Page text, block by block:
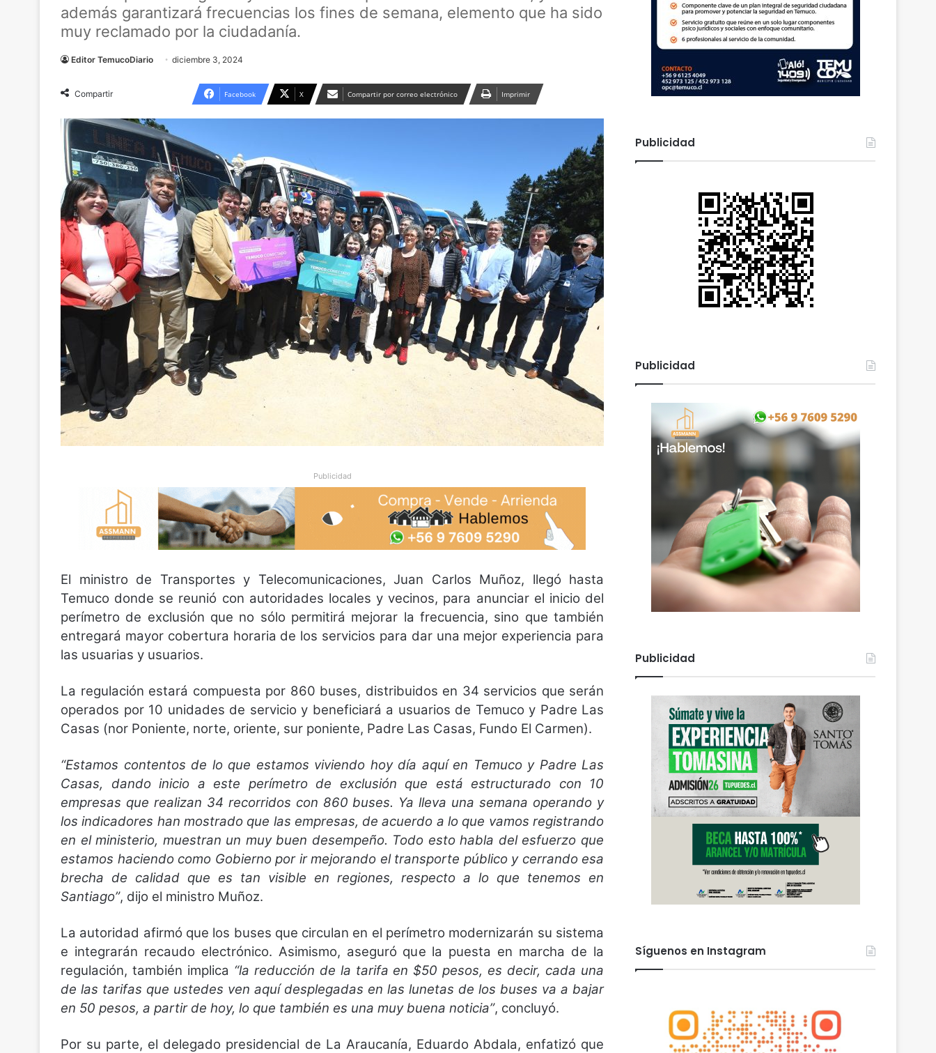
además garantizará frecuencias los fines de semana, elemento que ha sido
muy reclamado por la ciudadanía.
Editor TemucoDiario diciembre 3, 2024
Compartir Facebook X Compartir por correo electrónico Imprimir
Publicidad
El ministro de Transportes y Telecomunicaciones, Juan Carlos Muñoz, llegó hasta
Temuco donde se reunió con autoridades locales y vecinos, para anunciar el inicio del
perímetro de exclusión que no sólo permitirá mejorar la frecuencia, sino que también
entregará mayor cobertura horaria de los servicios para dar una mejor experiencia para
las usuarias y usuarios.
La regulación estará compuesta por 860 buses, distribuidos en 34 servicios que serán
operados por 10 unidades de servicio y beneficiará a usuarios de Temuco y Padre Las
Casas (nor Poniente, norte, oriente, sur poniente, Padre Las Casas, Fundo El Carmen).
“Estamos contentos de lo que estamos viviendo hoy día aquí en Temuco y Padre Las
Casas, dando inicio a este perímetro de exclusión que está estructurado con 10
empresas que realizan 34 recorridos con 860 buses. Ya lleva una semana operando y
los indicadores han mostrado que las empresas, de acuerdo a lo que vamos registrando
en el ministerio, muestran un muy buen desempeño. Todo esto habla del esfuerzo que
estamos haciendo como Gobierno por ir mejorando el transporte público y cerrando esa
brecha de calidad que es tan visible en regiones, respecto a lo que tenemos en
Santiago”, dijo el ministro Muñoz.
La autoridad afirmó que los buses que circulan en el perímetro modernizarán su sistema
e integrarán recaudo electrónico. Asimismo, aseguró que la puesta en marcha de la
regulación, también implica “la reducción de la tarifa en $50 pesos, es decir, cada una
de las tarifas que ustedes ven aquí desplegadas en las lunetas de los buses va a bajar
en 50 pesos, a partir de hoy, lo que también es una muy buena noticia”, concluyó.
Por su parte, el delegado presidencial de La Araucanía, Eduardo Abdala, enfatizó que
Publicidad
Publicidad
Publicidad
Síguenos en Instagram